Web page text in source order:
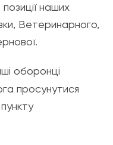
наших
Ветеринарного,
оборонці
просунутися